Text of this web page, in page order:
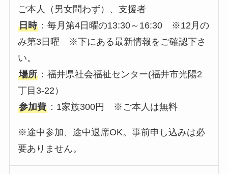
ご本人（男女問わず）、支援者
日時 ：毎月第4日曜の13:30～16:30 ※12月の
み第3日曜 ※下にある最新情報をご確認下さ
い。
場所 ：福井県社会福祉センター(福井市光陽2
丁目3-22）
参加費 ：1家族300円 ※ご本人は無料
※途中参加、途中退席OK。事前申し込みは必
要ありません。